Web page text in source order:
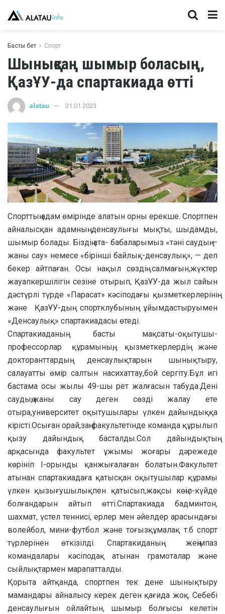
Басты бет Спорт
Шынықсаң шымыр боласың,
ҚазҰУ-да спартакиада өтті
alatau 31.01.2023
Спорттың адам өмірінде алатын орны ерекше. Спортпен
айналысқан адамның денсаулығы мықты, шыдамды,
шымыр болады. Біздің ата- бабаларымыз «тәні саудың —
жаны сау» немесе «бірінші байлық-денсаулық», — деп
бекер айтпаған. Осы нақыл сөздің салмағын,жүктер
жауапкершілігін сезіне отырып, ҚазҰУ-да жыл сайын
дәстүрлі түрде «Парасат» кәсіподағы қызметкерлерінің
және ҚазҰУ-дың спортклубының ұйымдастыруымен
«Денсаулық» спартакиадасы өтеді.
Спартакиаданың басты мақсаты-оқытушы-
профессорлар құрамының, қызметкерлердің және
докторанттардың денсаулықтарын шынықтыру,
салауатты өмір салтын насихаттау,бой сергіту.Бұл игі
бастама осы жылы 49-шы рет жалғасын табуда.Дені
саудың,жаны сау деген сөзді жалау ете
отыра,университет оқытушылары үлкен дайындыққа
кірісті.Осыған орай,заң факультетінде команда құрылып
қызу дайындық басталды.Сол дайындықтың
арқасында факультет ұжымы жоғары дәрежеде
көрініп I-орынды қанжығалаған болатын.Факультет
атынан спартакиадаға қатысқан оқытушылар құрамы
үлкен қызығушылықпен қатысып,жақсы көңіл-күйде
болғандарын айтып өтті.Спартакиада бадминтон,
шахмат, үстел теннисі, ерлер мен әйелдер арасындағы
волейбол, мини-футбол және тоғызқұмалақ т.б спорт
түрлерінен өткізілді. Спартакиданың жеңімпаз
командалары кәсіподақ атынан грамоталар және
сыйлықтармен марапатталды.
Қорыта айтқанда, спортпен тек дене шынықтыру
мамандары айналысу керек деген қағида жоқ. Себебі
денсаулығын ойлайтын, шымыр болғысы келетін